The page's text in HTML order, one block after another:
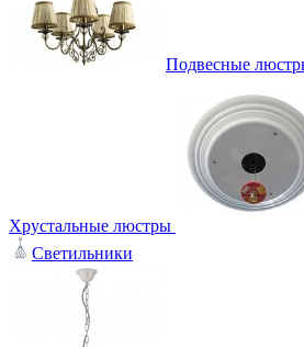
Подвесные
Хрустальные люстры
Светильники